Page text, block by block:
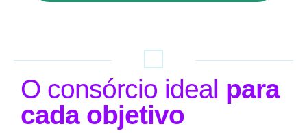
O consórcio ideal para
cada objetivo